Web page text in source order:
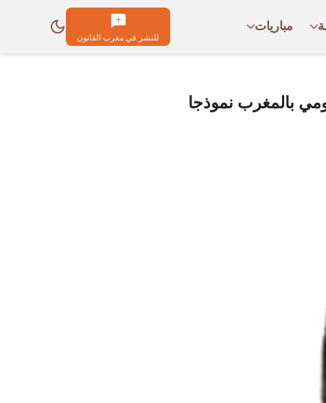
مباريات
للنشر في مغرب القانون
بالمغرب نموذجا